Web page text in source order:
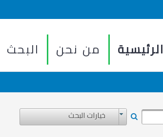
الرئيسية من نحن البحث
خيارات البحث